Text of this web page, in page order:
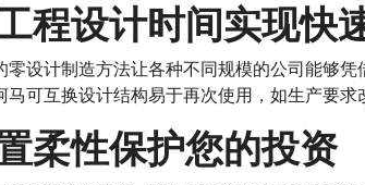
程设计时间实现快
零设计制造方法让各种不同规模的公司能够
马可互换设计结构易于再次使用，如生产要求
柔性保护您的投资